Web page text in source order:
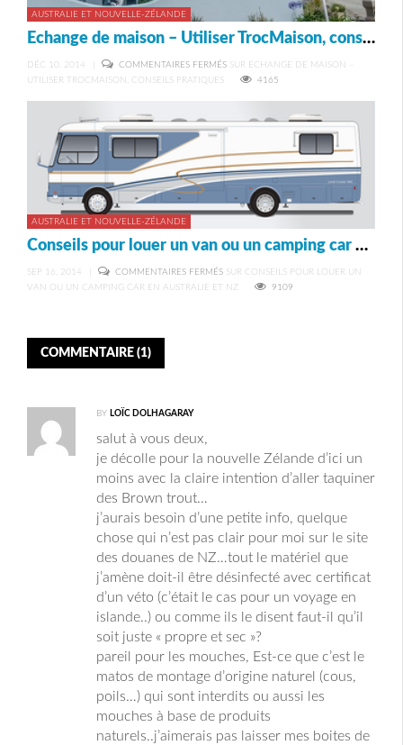
AUSTRALIE ET NOUVELLE-ZÉLANDE
Echange de maison – Utiliser TrocMaison, conseils pratiques
DÉC 10, 2014 COMMENTAIRES FERMÉS SUR ECHANGE DE MAISON –
UTILISER TROCMAISON, CONSEILS PRATIQUES
4165
AUSTRALIE ET NOUVELLE-ZÉLANDE
Conseils pour louer un van ou un camping car en Australie et NZ
SEP 16, 2014 COMMENTAIRES FERMÉS SUR CONSEILS POUR LOUER UN
VAN OU UN CAMPING CAR EN AUSTRALIE ET NZ
9109
COMMENTAIRE (1)
BY LOÏC DOLHAGARAY
salut à vous deux,
je décolle pour la nouvelle Zélande d’ici un
moins avec la claire intention d’aller taquiner
des Brown trout…
j’aurais besoin d’une petite info, quelque
chose qui n’est pas clair pour moi sur le site
des douanes de NZ…tout le matériel que
j’amène doit-il être désinfecté avec certificat
d’un véto (c’était le cas pour un voyage en
islande..) ou comme ils le disent faut-il qu’il
soit juste « propre et sec »?
pareil pour les mouches, Est-ce que c’est le
matos de montage d’origine naturel (cous,
poils…) qui sont interdits ou aussi les
mouches à base de produits
naturels..j’aimerais pas laisser mes boites de